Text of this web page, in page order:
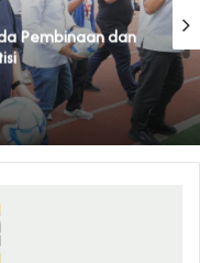
Pembinaan dan